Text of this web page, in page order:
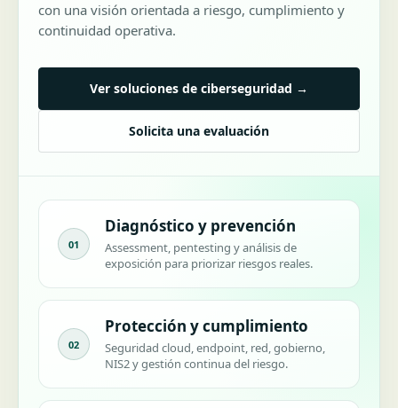
con una visión orientada a riesgo, cumplimiento y
continuidad operativa.
Ver soluciones de ciberseguridad →
Solicita una evaluación
01
Diagnóstico y prevención
Assessment, pentesting y análisis de
exposición para priorizar riesgos reales.
02
Protección y cumplimiento
Seguridad cloud, endpoint, red, gobierno,
NIS2 y gestión continua del riesgo.